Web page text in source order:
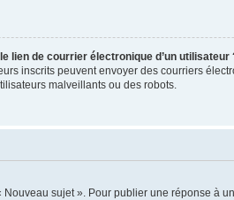
lien de courrier électronique d’un utilisateur
inscrits peuvent envoyer des courriers
malveillants ou des robots.
sujet ». Pour publier une réponse à